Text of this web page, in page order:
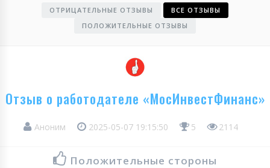
ОТРИЦАТЕЛЬНЫЕ ОТЗЫВЫ
ВСЕ ОТЗЫВЫ
ПОЛОЖИТЕЛЬНЫЕ ОТЗЫВЫ
Отзыв о работодателе «МосИнвестФинанс»
Аноним 2025-05-07 19:15:50 5 2114
Положительные стороны